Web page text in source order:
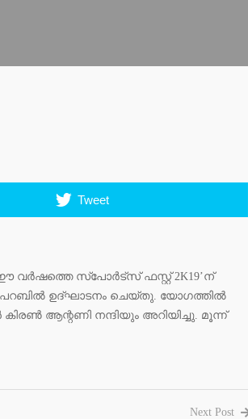
Tweet
സ്‌പോര്‍ട്‌സ് ഫസ്റ്റ് 2K19’ന്
പറബില്‍ ഉദ്ഘാടനം ചെയ്തു. യോഗത്തില്‍
ആന്റണി നന്ദിയും അറിയിച്ചു. മൂന്ന്
Next Post